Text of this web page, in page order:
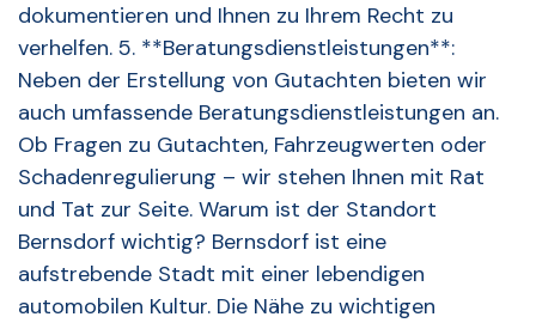
dokumentieren und Ihnen zu Ihrem Recht zu
verhelfen. 5. **Beratungsdienstleistungen**:
Neben der Erstellung von Gutachten bieten wir
auch umfassende Beratungsdienstleistungen an.
Ob Fragen zu Gutachten, Fahrzeugwerten oder
Schadenregulierung – wir stehen Ihnen mit Rat
und Tat zur Seite. Warum ist der Standort
Bernsdorf wichtig? Bernsdorf ist eine
aufstrebende Stadt mit einer lebendigen
automobilen Kultur. Die Nähe zu wichtigen